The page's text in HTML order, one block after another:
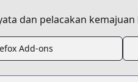
dan pelacakan
Add-ons